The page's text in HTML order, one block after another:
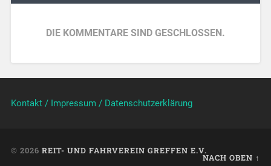
DIE KOMMENTARE SIND GESCHLOSSEN.
Kontakt / Impressum / Datenschutzerklärung
© 2026 REIT- UND FAHRVEREIN GREFFEN E.V.
NACH OBEN ↑